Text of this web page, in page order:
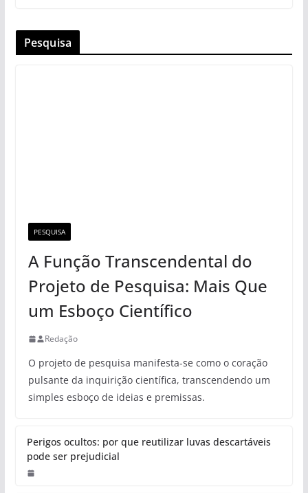
Pesquisa
PESQUISA
A Função Transcendental do
Projeto de Pesquisa: Mais Que
um Esboço Científico
Redação
O projeto de pesquisa manifesta-se como o coração
pulsante da inquirição científica, transcendendo um
simples esboço de ideias e premissas.
Perigos ocultos: por que reutilizar luvas descartáveis
pode ser prejudicial